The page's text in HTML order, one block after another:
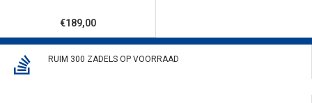
€189,00
RUIM 300 ZADELS OP VOORRAAD